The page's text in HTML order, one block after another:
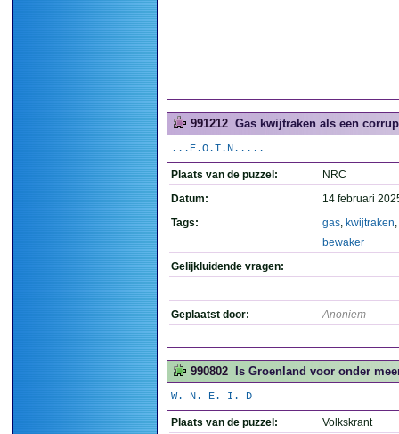
991212 Gas kwijtraken als een
...E.O.T.N.....
Plaats van de puzzel:
NRC
Datum:
14 februari
Tags:
gas, kwijtraken,
bewaker
Gelijkluidende vragen:
Geplaatst door: Anoniem
990802 Is Groenland voor onder
W. N. E. I. D
Plaats van de puzzel:
Volkskrant